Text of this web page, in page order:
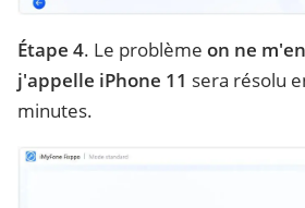
Étape 4. Le problème on ne
j'appelle iPhone 11 sera résolu
minutes.